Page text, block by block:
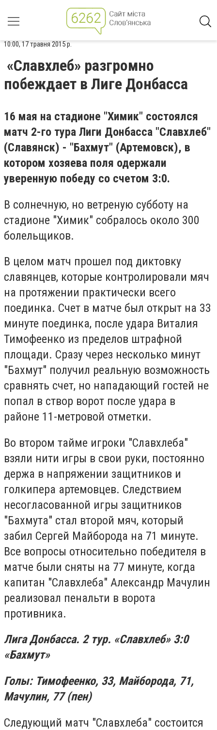
10:00, 17 травня 2015 р.
«Славхлеб» разгромно
побеждает в Лиге Донбасса
16 мая на стадионе "Химик" состоялся
матч 2-го тура Лиги Донбасса "Славхлеб"
(Славянск) - "Бахмут" (Артемовск), в
котором хозяева поля одержали
уверенную победу со счетом 3:0.
В солнечную, но ветреную субботу на
стадионе "Химик" собралось около 300
болельщиков.
В целом матч прошел под диктовку
славянцев, которые контролировали мяч
на протяжении практически всего
поединка. Счет в матче был открыт на 33
минуте поединка, после удара Виталия
Тимофеенко из пределов штрафной
площади. Сразу через несколько минут
"Бахмут" получил реальную возможность
сравнять счет, но нападающий гостей не
попал в створ ворот после удара в
районе 11-метровой отметки.
Во втором тайме игроки "Славхлеба"
взяли нити игры в свои руки, постоянно
держа в напряжении защитников и
голкипера артемовцев. Следствием
несогласованной игры защитников
"Бахмута" стал второй мяч, который
забил Сергей Майборода на 71 минуте.
Все вопросы относительно победителя в
матче были сняты на 77 минуте, когда
капитан "Славхлеба" Александр Мачулин
реализовал пенальти в ворота
противника.
Лига Донбасса. 2 тур. «Славхлеб» 3:0
«Бахмут»
Голы: Тимофеенко, 33, Майборода, 71,
Мачулин, 77 (пен)
Следующий матч "Славхлеба" состоится